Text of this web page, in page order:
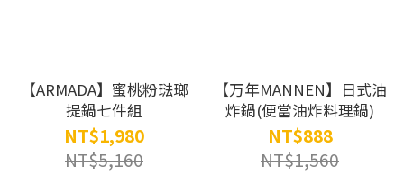
【ARMADA】蜜桃粉琺瑯
提鍋七件組
NT$1,980
NT$5,160
【万年MANNEN】日式油
炸鍋(便當油炸料理鍋)
NT$888
NT$1,560